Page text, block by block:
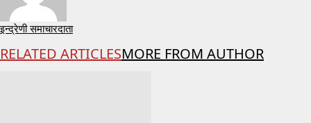
इन्द्रेणी समाचारदाता
RELATED ARTICLESMORE FROM AUTHOR